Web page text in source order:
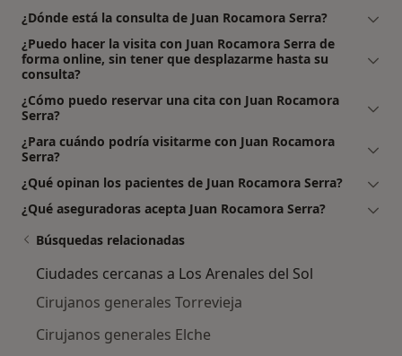
¿Dónde está la consulta de Juan Rocamora Serra?
¿Puedo hacer la visita con Juan Rocamora Serra de
forma online, sin tener que desplazarme hasta su
consulta?
¿Cómo puedo reservar una cita con Juan Rocamora
Serra?
¿Para cuándo podría visitarme con Juan Rocamora
Serra?
¿Qué opinan los pacientes de Juan Rocamora Serra?
¿Qué aseguradoras acepta Juan Rocamora Serra?
Búsquedas relacionadas
Ciudades cercanas a Los Arenales del Sol
Cirujanos generales Torrevieja
Cirujanos generales Elche